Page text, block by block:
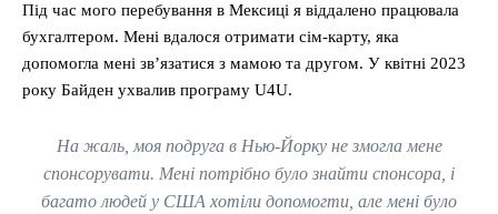
Під час мого перебування в Мексиці я віддалено працювала
бухгалтером. Мені вдалося отримати сім-карту, яка
допомогла мені зв’язатися з мамою та другом. У квітні 2023
року Байден ухвалив програму U4U.
На жаль, моя подруга в Нью-Йорку не змогла мене
спонсорувати. Мені потрібно було знайти спонсора, і
багато людей у ​​США хотіли допомогти, але мені було